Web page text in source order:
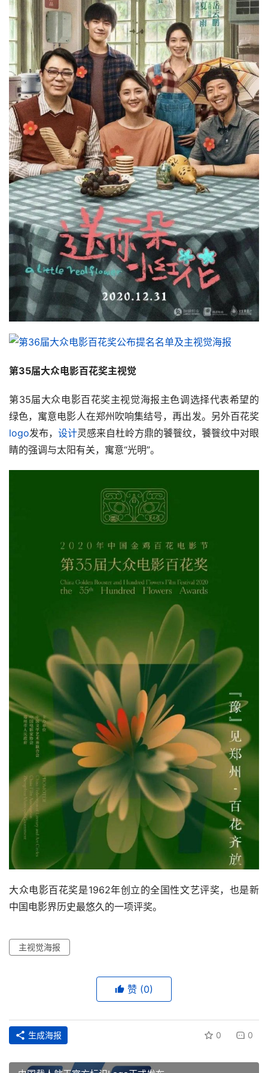
页
资
讯
平
面
空
间
艺
术
工
业
素
材
竞
赛
登录 注册
第35届大众电影百花奖主视觉
第35届大众电影百花奖主视觉海报主色调选择代表希望的
绿色，寓意电影人在郑州吹响集结号，再出发。另外百花奖
logo发布，设计灵感来自杜岭方鼎的饕餮纹，饕餮纹中对眼
睛的强调与太阳有关，寓意“光明”。
大众电影百花奖是1962年创立的全国性文艺评奖，也是新
中国电影界历史最悠久的一项评奖。
主视觉海报
赞(0)
生成海报 0
中国载人航天官方标识Logo正式发布
上一篇 2022年7月13日 10:24
2022高雄电影节主视觉公布！